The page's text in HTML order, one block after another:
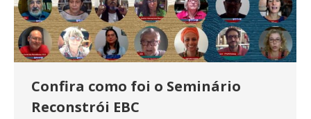
Confira como foi o Seminário
Reconstrói EBC